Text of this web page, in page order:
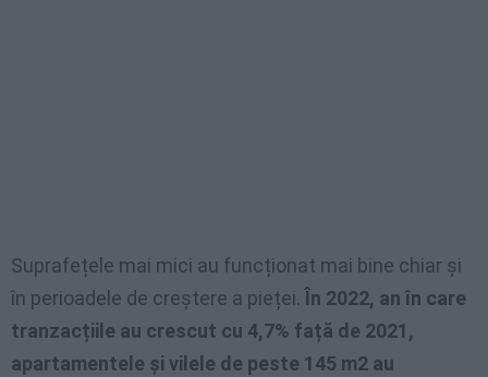
Suprafețele mai mici au funcționat mai bine chiar și
în perioadele de creștere a pieței. În 2022, an în care
tranzacțiile au crescut cu 4,7% față de 2021,
apartamentele și vilele de peste 145 m2 au